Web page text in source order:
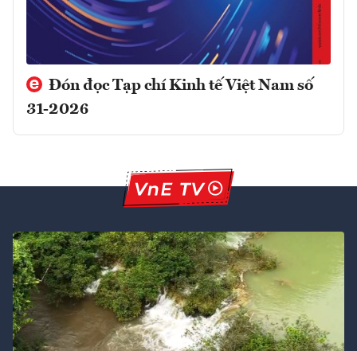
Đón đọc Tạp chí Kinh tế Việt Nam số
31-2026